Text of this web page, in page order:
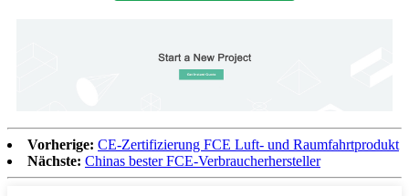
Vorherige: CE-Zertifizierung FCE Luft- und Raumfahrtprodukt
Nächste: Chinas bester FCE-Verbraucherhersteller